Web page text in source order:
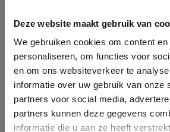
Deze website maakt gebruik van
We gebruiken cookies om content
personaliseren, om functies voor
en om ons websiteverkeer te
informatie over uw gebruik van onze
partners voor social media,
partners kunnen deze gegevens
informatie die u aan ze heeft
This Cookie Banner was
longer working. Please contact
administrator.
Deze website gebruikt
gebruikerservaring te
gebruik te maken van onze
toestemming voor alle
overeenstemming met ons
verder